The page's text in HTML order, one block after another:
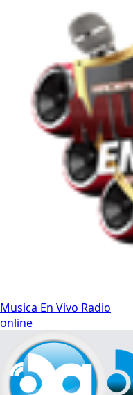
Musica En Vivo Radio
online